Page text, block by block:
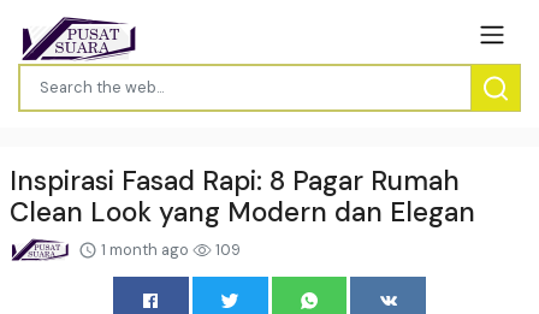
Inspirasi Fasad Rapi: 8 Pagar Rumah
Clean Look yang Modern dan Elegan
1 month ago 109